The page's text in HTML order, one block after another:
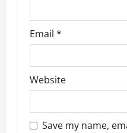
Email *
Website
Save my name,